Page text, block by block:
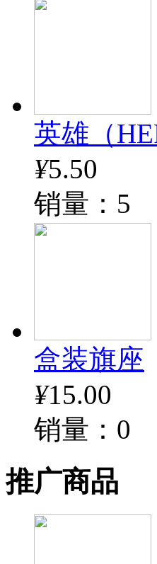
英雄（
¥5.50
销量：5
盒装旗座
¥15.00
销量：0
推广商品